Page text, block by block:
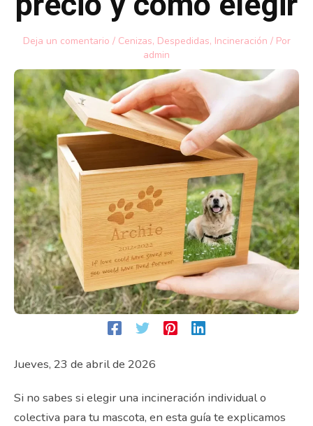
Deja un comentario / Cenizas, Despedidas, Incineración / Por
admin
Jueves, 23 de abril de 2026
Si no sabes si elegir una incineración individual o
colectiva para tu mascota, en esta guía te explicamos